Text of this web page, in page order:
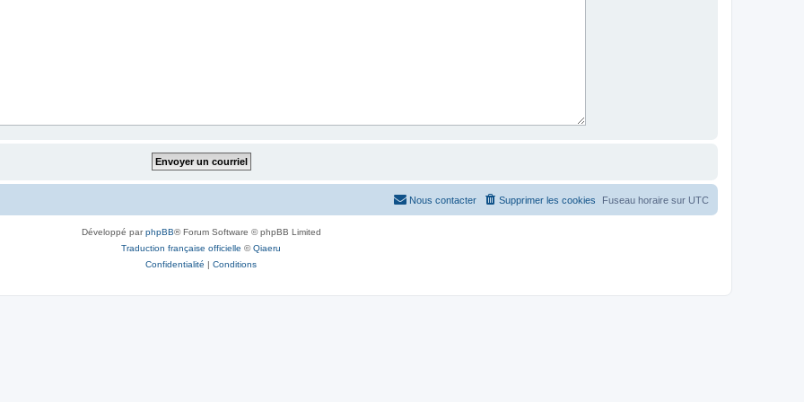
Fuseau horaire sur UTC
Supprimer les cookies
Nous contacter
Développé parphpBB® Forum Software © phpBB Limited
Traduction française officielle ©Qiaeru
Confidentialité | Conditions